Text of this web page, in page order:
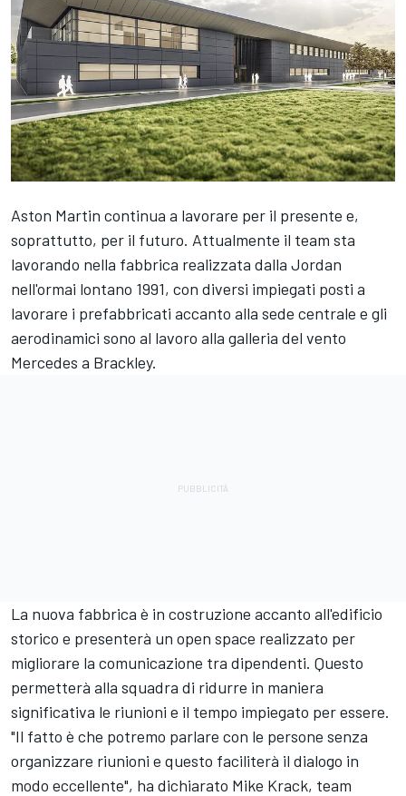
Aston Martin continua a lavorare per il presente e,
soprattutto, per il futuro. Attualmente il team sta
lavorando nella fabbrica realizzata dalla Jordan
nell'ormai lontano 1991, con diversi impiegati posti a
lavorare i prefabbricati accanto alla sede centrale e gli
aerodinamici sono al lavoro alla galleria del vento
Mercedes a Brackley.
La nuova fabbrica è in costruzione accanto all'edificio
storico e presenterà un open space realizzato per
migliorare la comunicazione tra dipendenti. Questo
permetterà alla squadra di ridurre in maniera
significativa le riunioni e il tempo impiegato per essere.
"Il fatto è che potremo parlare con le persone senza
organizzare riunioni e questo faciliterà il dialogo in
modo eccellente", ha dichiarato Mike Krack, team